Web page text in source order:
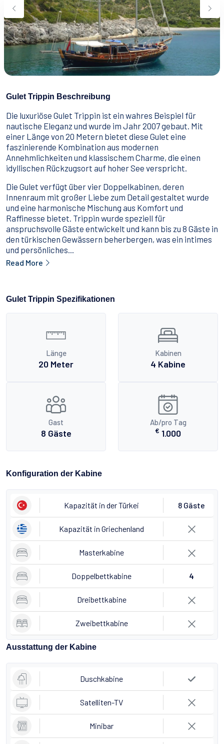
Essen & Trinken
Wie man bucht
Geschäftsbedingungen
Kontakt
Gulet Trippin Beschreibung
Die luxuriöse Gulet Trippin ist ein wahres Beispiel für
nautische Eleganz und wurde im Jahr 2007 gebaut. Mit
einer Länge von 20 Metern bietet diese Gulet eine
faszinierende Kombination aus modernen
Annehmlichkeiten und klassischem Charme, die einen
idyllischen Rückzugsort auf hoher See verspricht.
Die Gulet verfügt über vier Doppelkabinen, deren
Innenraum mit großer Liebe zum Detail gestaltet wurde
und eine harmonische Mischung aus Komfort und
Raffinesse bietet. Trippin wurde speziell für
anspruchsvolle Gäste entwickelt und kann bis zu 8 Gäste in
den türkischen Gewässern beherbergen, was ein intimes
und persönliches...
Read More
Gulet Trippin Spezifikationen
Länge
20 Meter
Kabinen
4 Kabine
Gast
8 Gäste
Ab/pro Tag
€ 1.000
Konfiguration der Kabine
Kapazität in der Türkei 8 Gäste
Kapazität in Griechenland
Masterkabine
Doppelbettkabine 4
Dreibettkabine
Zweibettkabine
Ausstattung der Kabine
Duschkabine
Satelliten-TV
Minibar